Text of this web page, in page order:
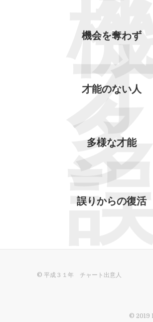
機会を奪わず
才能のない人
多様な才能
多
誤りからの復活
誤
© 平成３１年 チャート出意人
© 2019